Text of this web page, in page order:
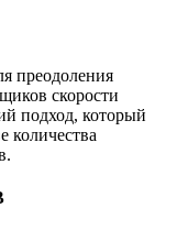
преодоления
скорости
подход, который
количества